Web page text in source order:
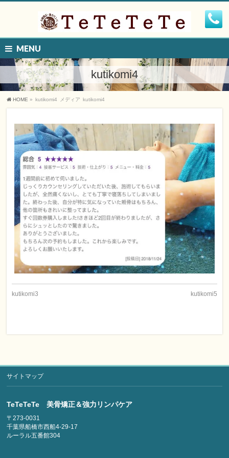
MENU
kutikomi4
HOME » kutikomi4 メディア kutikomi4
kutikomi3 kutikomi5
サイトマップ
TeTeTeTe 美骨矯正＆強力リンパケア
〒273-0031
千葉県船橋市西船4-29-17
ルーラル五番館304